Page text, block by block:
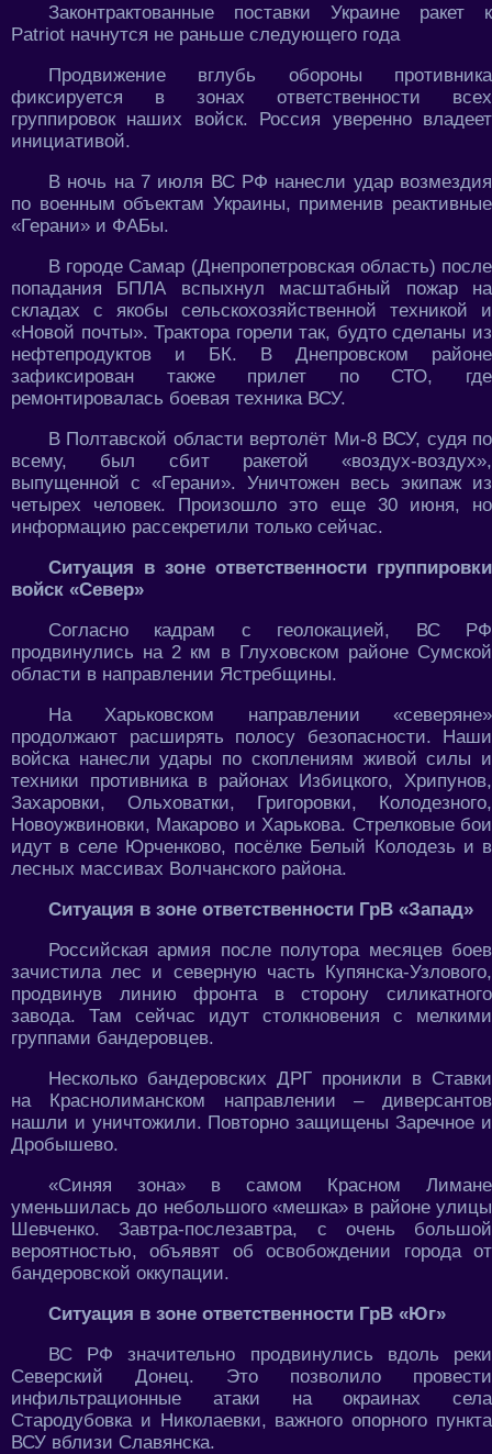
Законтрактованные поставки Украине ракет к
Patriot начнутся не раньше следующего года
Продвижение вглубь обороны противника
фиксируется в зонах ответственности всех
группировок наших войск. Россия уверенно владеет
инициативой.
В ночь на 7 июля ВС РФ нанесли удар возмездия
по военным объектам Украины, применив реактивные
«Герани» и ФАБы.
В городе Самар (Днепропетровская область) после
попадания БПЛА вспыхнул масштабный пожар на
складах с якобы сельскохозяйственной техникой и
«Новой почты». Трактора горели так, будто сделаны из
нефтепродуктов и БК. В Днепровском районе
зафиксирован также прилет по СТО, где
ремонтировалась боевая техника ВСУ.
В Полтавской области вертолёт Ми-8 ВСУ, судя по
всему, был сбит ракетой «воздух-воздух»,
выпущенной с «Герани». Уничтожен весь экипаж из
четырех человек. Произошло это еще 30 июня, но
информацию рассекретили только сейчас.
Ситуация в зоне ответственности группировки
войск «Север»
Согласно кадрам с геолокацией, ВС РФ
продвинулись на 2 км в Глуховском районе Сумской
области в направлении Ястребщины.
На Харьковском направлении «северяне»
продолжают расширять полосу безопасности. Наши
войска нанесли удары по скоплениям живой силы и
техники противника в районах Избицкого, Хрипунов,
Захаровки, Ольховатки, Григоровки, Колодезного,
Новоужвиновки, Макарово и Харькова. Стрелковые бои
идут в селе Юрченково, посёлке Белый Колодезь и в
лесных массивах Волчанского района.
Ситуация в зоне ответственности ГрВ «Запад»
Российская армия после полутора месяцев боев
зачистила лес и северную часть Купянска-Узлового,
продвинув линию фронта в сторону силикатного
завода. Там сейчас идут столкновения с мелкими
группами бандеровцев.
Несколько бандеровских ДРГ проникли в Ставки
на Краснолиманском направлении – диверсантов
нашли и уничтожили. Повторно защищены Заречное и
Дробышево.
«Синяя зона» в самом Красном Лимане
уменьшилась до небольшого «мешка» в районе улицы
Шевченко. Завтра-послезавтра, с очень большой
вероятностью, объявят об освобождении города от
бандеровской оккупации.
Ситуация в зоне ответственности ГрВ «Юг»
ВС РФ значительно продвинулись вдоль реки
Северский Донец. Это позволило провести
инфильтрационные атаки на окраинах села
Стародубовка и Николаевки, важного опорного пункта
ВСУ вблизи Славянска.